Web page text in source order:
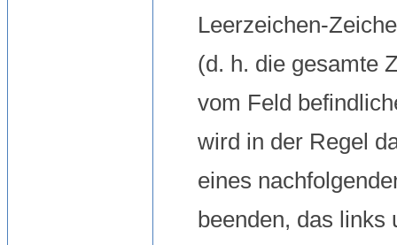
Leerzeichen-
(d. h. die gesamte
vom Feld
wird in der Regel
eines
beenden, das links